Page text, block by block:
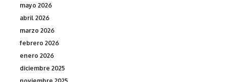
mayo 2026
abril 2026
marzo 2026
febrero 2026
enero 2026
diciembre 2025